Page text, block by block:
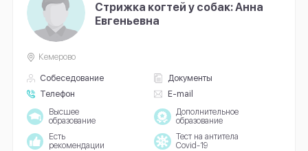
Стрижка когтей у собак: Анна
Евгеньевна
Собеседование
Документы
Телефон
E-mail
Кемерово
Высшее
образование
Дополнительное
образование
Есть
рекомендации
Тест на антитела
Covid-19